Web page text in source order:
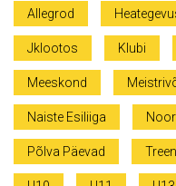
Allegrod
Jklootos Klubi
Meeskond
Naiste Esiliiga
Põlva Päevad